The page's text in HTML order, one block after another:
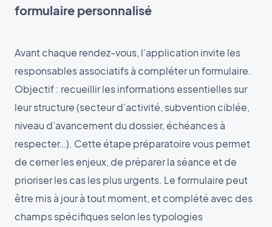
formulaire personnalisé
Avant chaque rendez-vous, l’application invite les
responsables associatifs à compléter un formulaire.
Objectif : recueillir les informations essentielles sur
leur structure (secteur d'activité, subvention ciblée,
niveau d’avancement du dossier, échéances à
respecter…). Cette étape préparatoire vous permet
de cerner les enjeux, de préparer la séance et de
prioriser les cas les plus urgents. Le formulaire peut
être mis à jour à tout moment, et complété avec des
champs spécifiques selon les typologies